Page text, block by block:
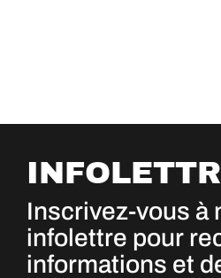
Inscrivez-vous à
infolettre pour
informations et